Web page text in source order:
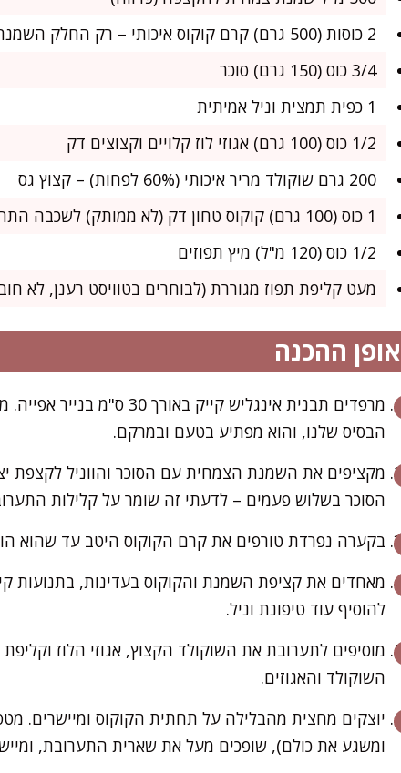
2 כוסות (500 גרם) קרם קוקוס איכותי – רק החלק השמנתי (לא משקה קוקוס)
3/4 כוס (150 גרם) סוכר
1 כפית תמצית וניל אמיתית
1/2 כוס (100 גרם) אגוזי לוז קלויים וקצוצים דק
200 גרם שוקולד מריר איכותי (60% לפחות) – קצוץ גס
1 כוס (100 גרם) קוקוס טחון דק (לא ממותק) לשכבה התחתונה
1/2 כוס (120 מ"ל) מיץ תפוזים
מעט קליפת תפוז מגוררת (לבוחרים בטוויסט רענן, לא
אופן ההכנה
מרפדים תבנית אינגליש
הבסיס שלנו, והוא מפתיע בטעם ובמרקם.
מקציפים את השמנת הצמחית עם הסוכר והווניל לקצפת
הסוכר בשלוש פעמים – לדעתי זה שומר על קלילות
בקערה נפרדת טורפים את קרם הקוקוס היטב עד שהוא
מאחדים את קציפת השמנת והקוקוס בעדינות, בתנועות
להוסיף עוד טיפונת וניל.
מוסיפים לתערובת את השוקולד הקצוץ, אגוזי הלוז
השוקולד והאגוזים.
יוצקים מחצית מהבלילה על תחתית הקוקוס ומיישרים.
ומשגע את כולם), שופכים מעל את שארית התערובת,